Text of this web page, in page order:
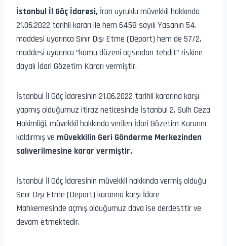
İstanbul İl Göç İdaresi, İran uyruklu müvekkil hakkında
21.06.2022 tarihli kararı ile hem 6458 sayılı Yasanın 54.
maddesi uyarınca Sınır Dışı Etme (Deport) hem de 57/2.
maddesi uyarınca “kamu düzeni açısından tehdit” riskine
dayalı İdari Gözetim Kararı vermiştir.
İstanbul İl Göç İdaresinin 21.06.2022 tarihli kararına karşı
yapmış olduğumuz itiraz neticesinde İstanbul 2. Sulh Ceza
Hakimliği, müvekkil hakkında verilen İdari Gözetim Kararını
kaldırmış ve müvekkilin Geri Gönderme Merkezinden
salıverilmesine karar vermiştir.
İstanbul İl Göç İdaresinin müvekkil hakkında vermiş olduğu
Sınır Dışı Etme (Deport) kararına karşı İdare
Mahkemesinde açmış olduğumuz dava ise derdesttir ve
devam etmektedir.